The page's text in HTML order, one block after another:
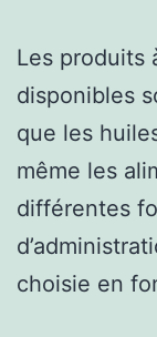
Les produits
disponibles
que les
même les
différentes
choisie en